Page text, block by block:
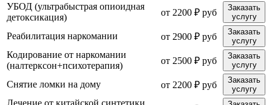
УБОД (ультрабыстрая опиоидная
детоксикация)
от 2200 ₽ руб
Заказать
услугу
Реабилитация наркомании от 2900 ₽ руб
Заказать
услугу
Кодирование от наркомании
(налтерксон+психотерапия)
от 2500 ₽ руб
Заказать
услугу
Снятие ломки на дому от 2200 ₽ руб
Заказать
услугу
Лечение от китайской синтетики